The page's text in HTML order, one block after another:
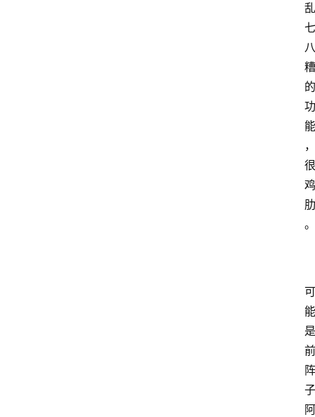
乱
七
八
糟
的
功
能
，
很
鸡
肋
。
可
能
是
前
阵
子
阿